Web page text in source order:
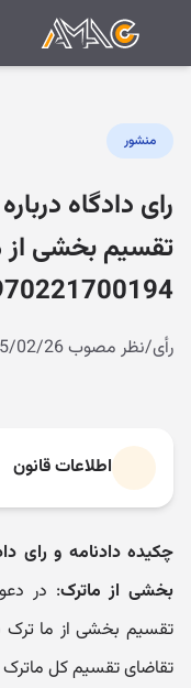
منشور
رای دادگاه
تقسیم بخشی از
رأی/نظر مصوب 1395/02/26
اطلاعات قانون
چکیده دادنامه و رای
بخشی از ماترک: در
تقسیم بخشی از ما ترک
تقاضای تقسیم کل